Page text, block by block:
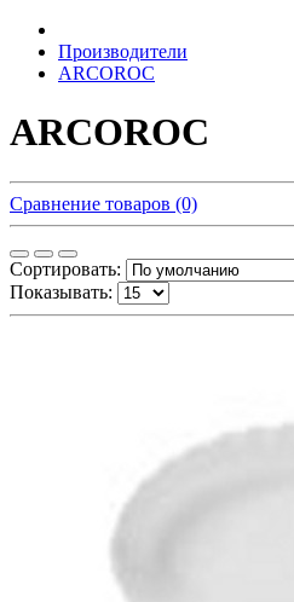
Производители
ARCOROC
ARCOROC
Сравнение товаров (0)
Сортировать:
Показывать: